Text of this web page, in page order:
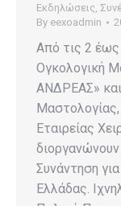
Εκδηλώσεις
By eexoadmin
Από τις 2 έως
Ογκολογική
ΑΝΔΡΕΑΣ» και
Μαστολογίας,
Εταιρείας
Συνάντηση
Ελλάδας.